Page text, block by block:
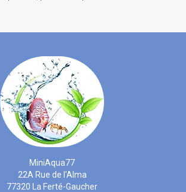
MiniAqua77
22A Rue de l'Alma
77320 La Ferté-Gaucher